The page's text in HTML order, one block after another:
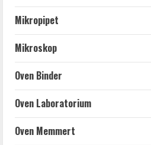
Mikropipet
Mikroskop
Oven Binder
Oven Laboratorium
Oven Memmert